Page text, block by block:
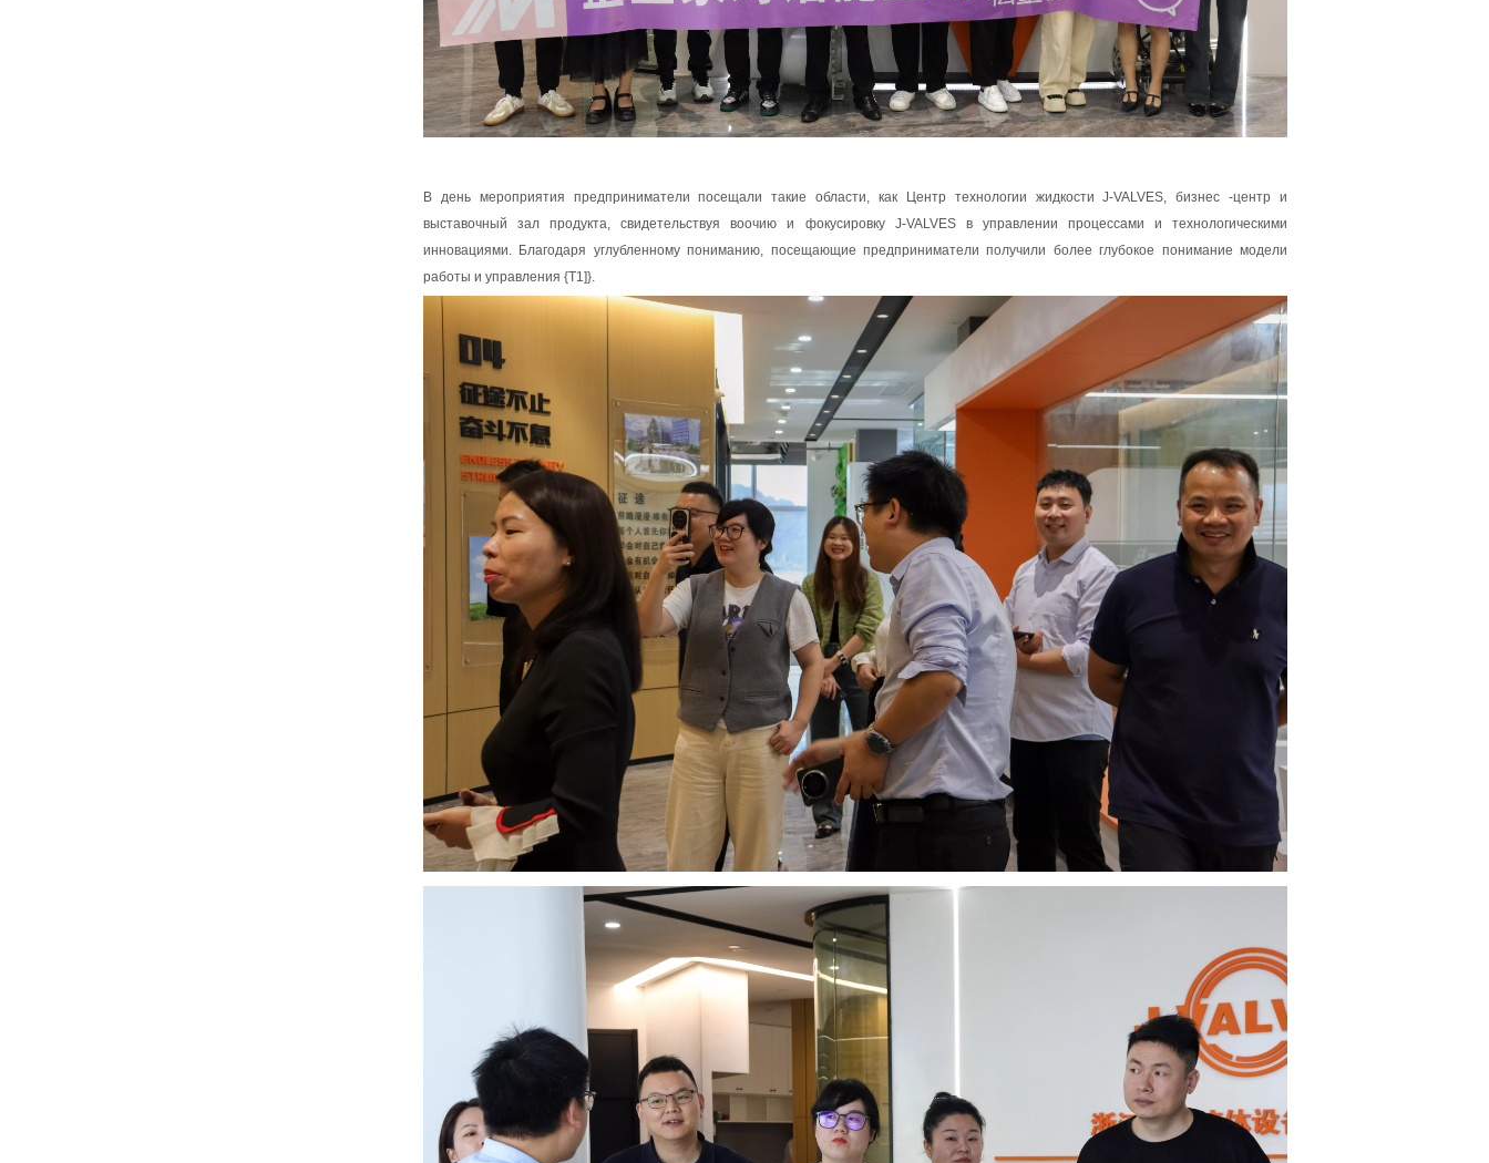
В день мероприятия предприниматели посещали такие области, как Центр технологии жидкости J-VALVES, бизнес -центр и
выставочный зал продукта, свидетельствуя воочию и фокусировку J-VALVES в управлении процессами и технологическими
инновациями. Благодаря углубленному пониманию, посещающие предприниматели получили более глубокое понимание модели
работы и управления {T1]}.